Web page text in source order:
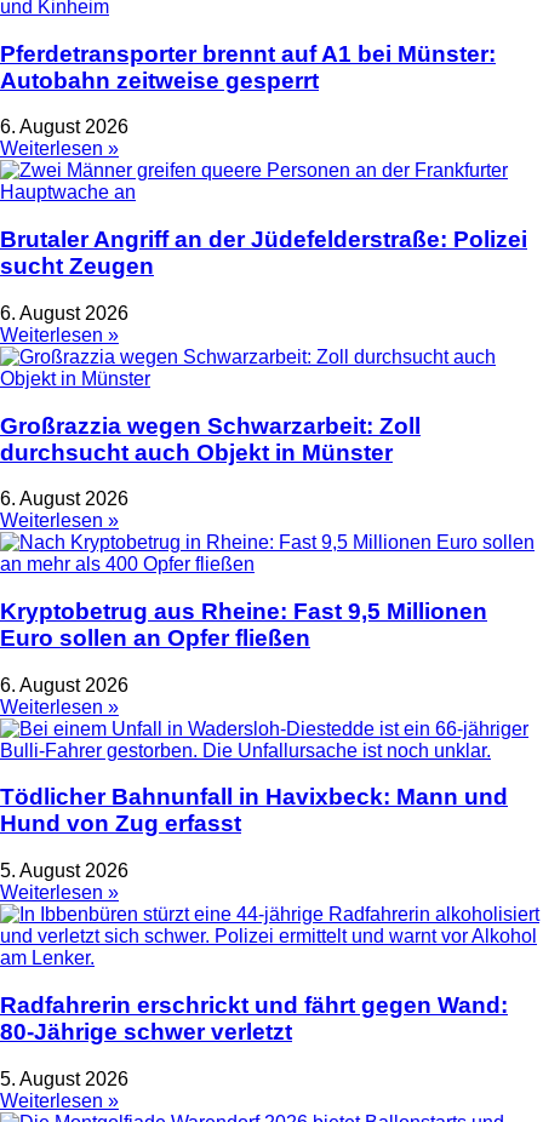
Pferdetransporter brennt auf A1 bei Münster:
Autobahn zeitweise gesperrt
6. August 2026
Weiterlesen »
Brutaler Angriff an der Jüdefelderstraße: Polizei
sucht Zeugen
6. August 2026
Weiterlesen »
Großrazzia wegen Schwarzarbeit: Zoll
durchsucht auch Objekt in Münster
6. August 2026
Weiterlesen »
Kryptobetrug aus Rheine: Fast 9,5 Millionen
Euro sollen an Opfer fließen
6. August 2026
Weiterlesen »
Tödlicher Bahnunfall in Havixbeck: Mann und
Hund von Zug erfasst
5. August 2026
Weiterlesen »
Radfahrerin erschrickt und fährt gegen Wand:
80-Jährige schwer verletzt
5. August 2026
Weiterlesen »